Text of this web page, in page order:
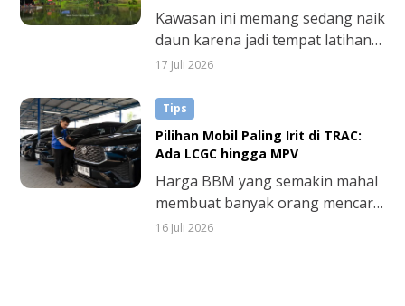
Kawasan ini memang sedang naik
daun karena jadi tempat latihan
favorit pecinta trekking dan trail
dengan suasana alam
pegunungan, plus lokasinya tidak
sulit dijangkau karena dekat dari
17 Juli 2026
Tips
Pilihan Mobil Paling Irit di TRAC:
Ada LCGC hingga MPV
Harga BBM yang semakin mahal
membuat banyak orang mencari
cara untuk lebih menghemat
16 Juli 2026